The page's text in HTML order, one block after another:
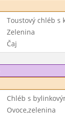
Toustový chléb s
Zelenina
Čaj
Chléb s
Ovoce,zelenina